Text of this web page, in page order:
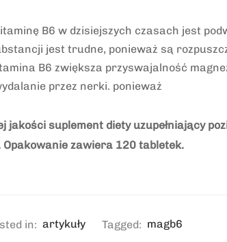
B6 w dzisiejszych czasach jest
jest trudne, ponieważ są
B6 zwiększa przyswajalność
przez nerki. ponieważ
jakości suplement diety uzupełniający
zawiera 120 tabletek.
in: artykuły Tagged: magb6